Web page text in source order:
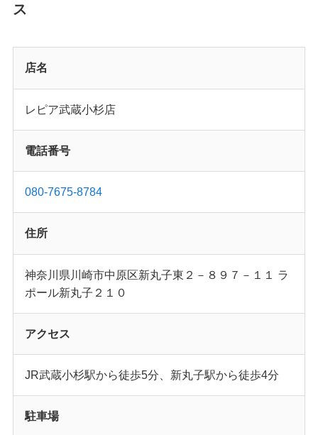
ス
店名
レピア武蔵小杉店
電話番号
080-7675-8784
住所
神奈川県川崎市中原区新丸子東２－８９７－１１ ラ
ポール新丸子２１０
アクセス
JR武蔵小杉駅から徒歩5分、新丸子駅から徒歩4分
駐車場